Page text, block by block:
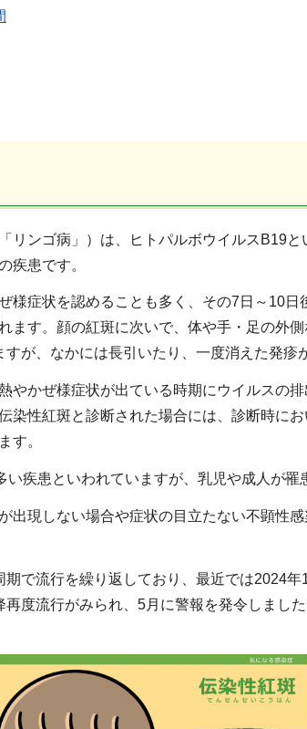
リンゴ病」）は、ヒトパルボウイルスB19
疾患です。
様症状を認めることも多く、その7日～10
ます。顔の紅斑に次いで、体や手・足の外
が、なかには長引いたり、一度消えた発疹
やかぜ様症状が出ている時期にウイルスの
染性紅斑と診断された場合には、診断時に
す。
疾患といわれていますが、乳児や成人が罹
出現しない場合や症状の目立たない不顕性
期で流行を繰り返しており、最近では2024
再度流行がみられ、5月に警報を発令しまし